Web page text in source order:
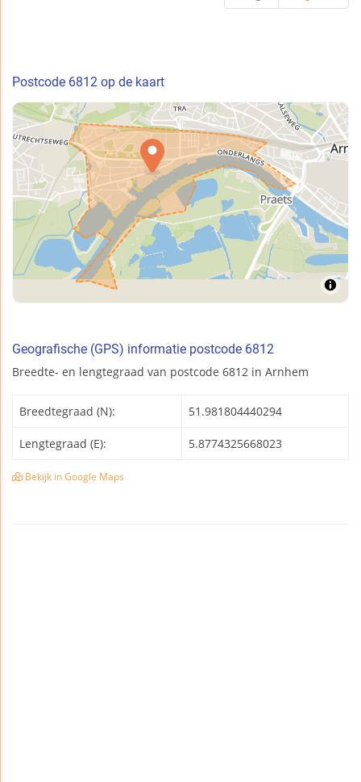
Postcode 6812 op de kaart
Geografische (GPS) informatie postcode 6812
Breedte- en lengtegraad van postcode 6812 in Arnhem
Breedtegraad (N): 51.981804440294
Lengtegraad (E): 5.8774325668023
Bekijk in Google Maps